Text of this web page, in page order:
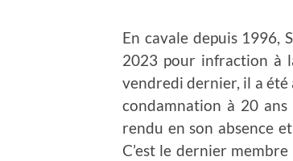
En cavale depuis 1996,
2023 pour infraction à
vendredi dernier, il a été
condamnation à 20
rendu en son absence
C’est le dernier